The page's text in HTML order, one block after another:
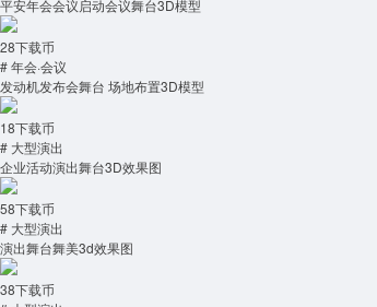
平安年会会议启动会议舞台3D模型
28下载币
# 年会·会议
发动机发布会舞台 场地布置3D模型
18下载币
# 大型演出
企业活动演出舞台3D效果图
58下载币
# 大型演出
演出舞台舞美3d效果图
38下载币